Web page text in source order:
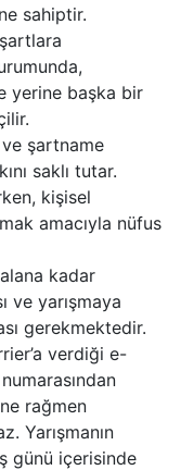
sahiptir.
yerine başka bir
şartname
saklı tutar.
kişisel
amacıyla nüfus
kadar
ve yarışmaya
gerekmektedir.
verdiği e-
rağmen
Yarışmanın
günü içerisinde